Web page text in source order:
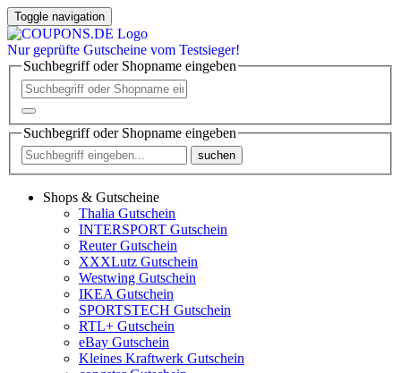
Toggle navigation
Nur geprüfte Gutscheine vom Testsieger!
Suchbegriff oder Shopname eingeben
Suchbegriff oder Shopname eingeben
suchen
Shops & Gutscheine
Thalia Gutschein
INTERSPORT Gutschein
Reuter Gutschein
XXXLutz Gutschein
Westwing Gutschein
IKEA Gutschein
SPORTSTECH Gutschein
RTL+ Gutschein
eBay Gutschein
Kleines Kraftwerk Gutschein